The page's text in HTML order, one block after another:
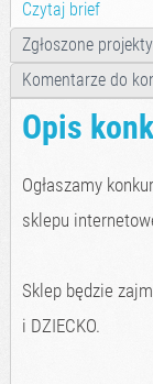
Czytaj brief
Zgłoszone projekty
Komentarze do
Opis
Ogłaszamy
sklepu
Sklep będzie
i DZIECKO.